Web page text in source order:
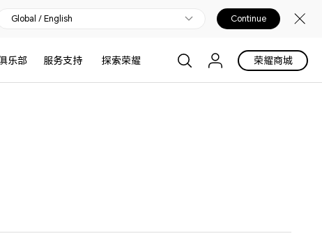
Global / English Continue
乐部 服务支持 探索荣耀 荣耀商城